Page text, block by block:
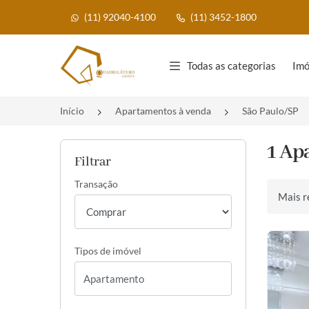
(11) 92040-4100 (11) 3452-1800
Página inicial
Todas as categorias
Início Apartamentos à venda São Paulo/SP
Filtrar
Transação
Tipos de imóvel
1